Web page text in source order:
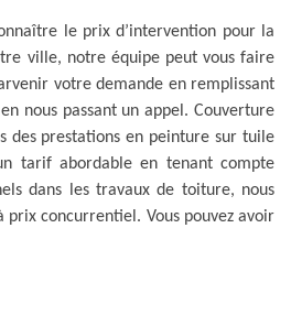
le prix d’intervention pour la
ville, notre équipe peut vous faire
votre demande en remplissant
nous passant un appel. Couverture
des prestations en peinture sur tuile
tarif abordable en tenant compte
dans les travaux de toiture, nous
prix concurrentiel. Vous pouvez avoir